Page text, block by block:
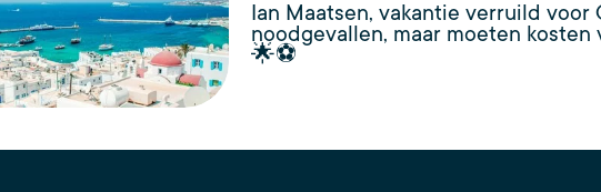
Ian Maatsen, vakantie verruild
noodgevallen, maar moeten
🌟⚽